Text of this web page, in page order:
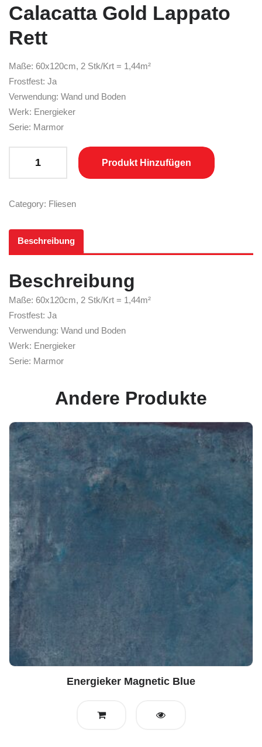
Calacatta Gold Lappato
Rett
Maße: 60x120cm, 2 Stk/Krt = 1,44m²
Frostfest: Ja
Verwendung: Wand und Boden
Werk: Energieker
Serie: Marmor
Energieker Marmor Calacatta Gold Lappato Rett quantity
Produkt Hinzufügen
Category: Fliesen
Beschreibung
Beschreibung
Maße: 60x120cm, 2 Stk/Krt = 1,44m²
Frostfest: Ja
Verwendung: Wand und Boden
Werk: Energieker
Serie: Marmor
Andere Produkte
Energieker Magnetic Blue